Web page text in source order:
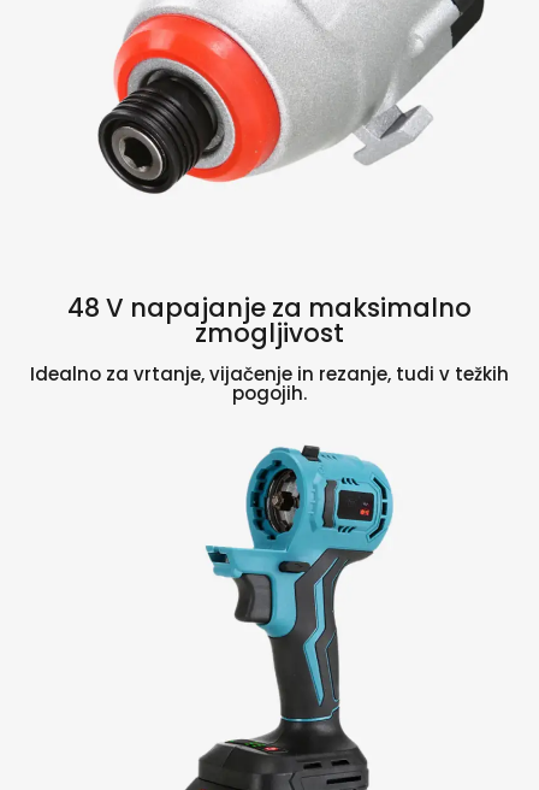
48 V napajanje za maksimalno
zmogljivost
Idealno za vrtanje, vijačenje in rezanje, tudi v težkih
pogojih.